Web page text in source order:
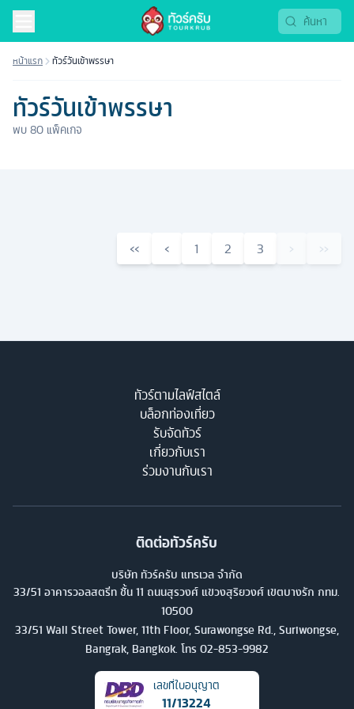
หน้าแรก ทัวร์วันเข้าพรรษา
ทัวร์วันเข้าพรรษา
พบ80 แพ็คเกจ
‹‹ ‹ 1 2 3 › ››
ทัวร์ตามไลฟ์สไตล์
บล็อกท่องเที่ยว
รับจัดทัวร์
เกี่ยวกับเรา
ร่วมงานกับเรา
ติดต่อทัวร์ครับ
บริษัท ทัวร์ครับ แทรเวล จำกัด
33/51 อาคารวอลสตรีท ชั้น 11 ถนนสุรวงศ์ แขวงสุริยวงศ์ เขตบางรัก กทม.
10500
33/51 Wall Street Tower, 11th Floor, Surawongse Rd., Suriwongse,
Bangrak, Bangkok. โทร 02-853-9982
เลขที่ใบอนุญาต
11/13224